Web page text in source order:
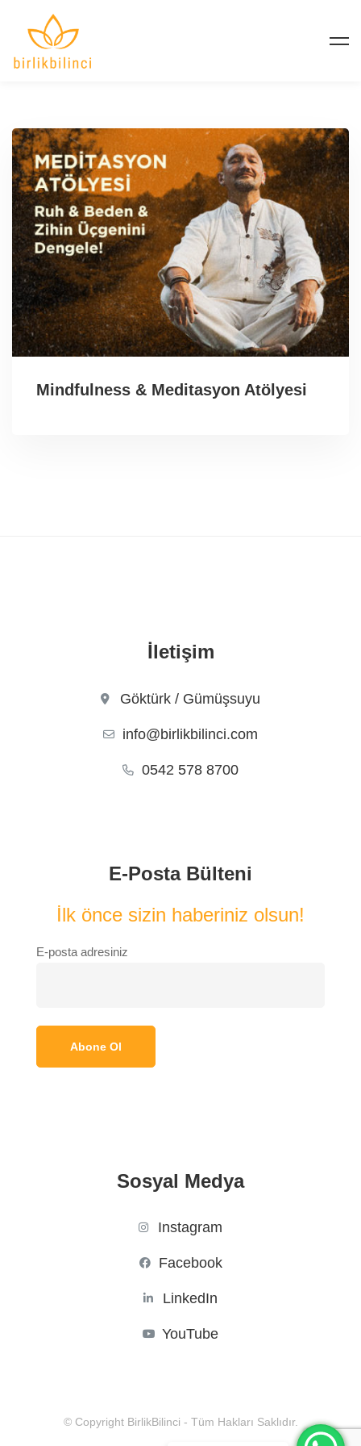
Mindfulness & Meditasyon Atölyesi
İletişim
Göktürk / Gümüşsuyu
info@birlikbilinci.com
0542 578 8700
E-Posta Bülteni
İlk önce sizin haberiniz olsun!
E-posta adresiniz
Sosyal Medya
Instagram
Facebook
LinkedIn
YouTube
© Copyright BirlikBilinci - Tüm Hakları Saklıdır.